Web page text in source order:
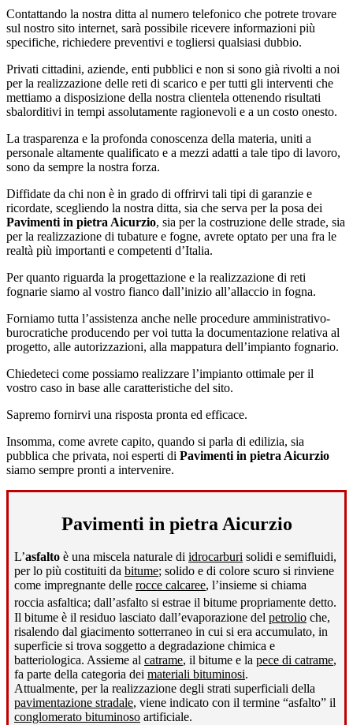
Contattando la nostra ditta al numero telefonico che potrete trovare
sul nostro sito internet, sarà possibile ricevere informazioni più
specifiche, richiedere preventivi e togliersi qualsiasi dubbio.
Privati cittadini, aziende, enti pubblici e non si sono già rivolti a noi
per la realizzazione delle reti di scarico e per tutti gli interventi che
mettiamo a disposizione della nostra clientela ottenendo risultati
sbalorditivi in tempi assolutamente ragionevoli e a un costo onesto.
La trasparenza e la profonda conoscenza della materia, uniti a
personale altamente qualificato e a mezzi adatti a tale tipo di lavoro,
sono da sempre la nostra forza.
Diffidate da chi non è in grado di offrirvi tali tipi di garanzie e
ricordate, scegliendo la nostra ditta, sia che serva per la posa dei
Pavimenti in pietra Aicurzio, sia per la costruzione delle strade, sia
per la realizzazione di tubature e fogne, avrete optato per una fra le
realtà più importanti e competenti d’Italia.
Per quanto riguarda la progettazione e la realizzazione di reti
fognarie siamo al vostro fianco dall’inizio all’allaccio in fogna.
Forniamo tutta l’assistenza anche nelle procedure amministrativo-
burocratiche producendo per voi tutta la documentazione relativa al
progetto, alle autorizzazioni, alla mappatura dell’impianto fognario.
Chiedeteci come possiamo realizzare l’impianto ottimale per il
vostro caso in base alle caratteristiche del sito.
Sapremo fornirvi una risposta pronta ed efficace.
Insomma, come avrete capito, quando si parla di edilizia, sia
pubblica che privata, noi esperti di Pavimenti in pietra Aicurzio
siamo sempre pronti a intervenire.
Pavimenti in pietra Aicurzio
L’asfalto è una miscela naturale di idrocarburi solidi e semifluidi,
per lo più costituiti da bitume; solido e di colore scuro si rinviene
come impregnante delle rocce calcaree, l’insieme si chiama
roccia asfaltica; dall’asfalto si estrae il bitume propriamente detto.
Il bitume è il residuo lasciato dall’evaporazione del petrolio che,
risalendo dal giacimento sotterraneo in cui si era accumulato, in
superficie si trova soggetto a degradazione chimica e
batteriologica. Assieme al catrame, il bitume e la pece di catrame,
fa parte della categoria dei materiali bituminosi.
Attualmente, per la realizzazione degli strati superficiali della
pavimentazione stradale, viene indicato con il termine “asfalto” il
conglomerato bituminoso artificiale.